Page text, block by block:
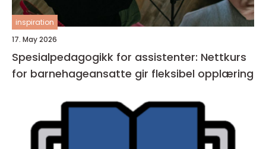
inspiration
17. May 2026
Spesialpedagogikk for assistenter: Nettkurs
for barnehageansatte gir fleksibel opplæring